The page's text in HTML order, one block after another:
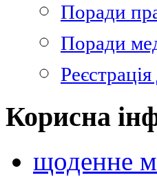
Поради
Поради
Корисна
щоденне